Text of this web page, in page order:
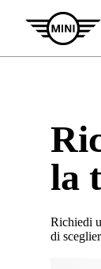
la
Richiedi
di